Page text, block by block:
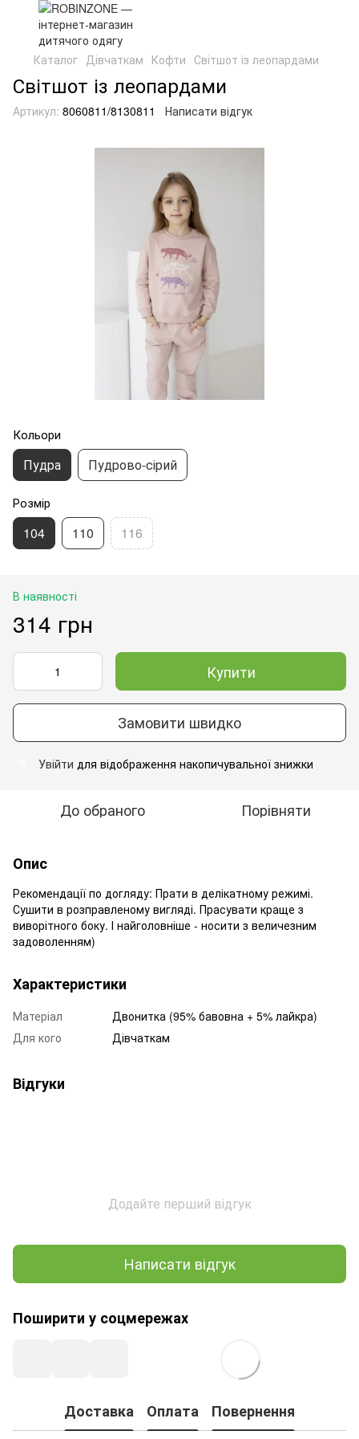
Каталог Дівчаткам Кофти Світшот із леопардами
Світшот із леопардами
Артикул: 8060811/8130811 Написати відгук
Кольори
Пудра Пудрово-сірий
Розмір
104 110 116
В наявності
314 грн
Купити
Замовити швидко
Увійти для відображення накопичувальної знижки
До обраного Порівняти
Опис
Рекомендації по догляду: Прати в делікатному режимі.
Сушити в розправленому вигляді. Прасувати краще з
виворітного боку. І найголовніше - носити з величезним
задоволенням)
Характеристики
Матеріал
Двонитка (95% бавовна + 5% лайкра)
Для кого
Дівчаткам
Відгуки
Додайте перший відгук
Написати відгук
Поширити у соцмережах
Доставка Оплата Повернення